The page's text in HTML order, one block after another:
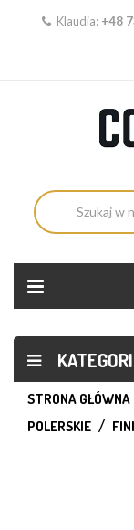
Klaudia: +48
STRONA GŁÓWNA
POLERSKIE